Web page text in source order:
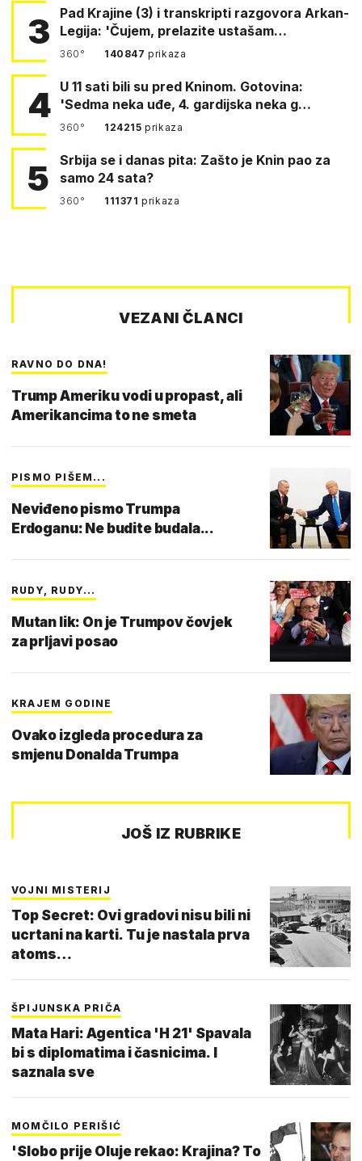
3
Pad Krajine (3) i transkripti razgovora Arkan-
Legija: 'Čujem, prelazite ustašam…
360° 140847prikaza
4 U 11 sati bili su pred Kninom. Gotovina:
'Sedma neka uđe, 4. gardijska neka g…
360° 124215prikaza
5
Srbija se i danas pita: Zašto je Knin pao za
samo 24 sata?
360° 111371prikaza
VEZANI ČLANCI
RAVNO DO DNA!
Trump Ameriku vodi u propast, ali
Amerikancima to ne smeta
PISMO PIŠEM...
Neviđeno pismo Trumpa
Erdoganu: Ne budite budala...
RUDY, RUDY...
Mutan lik: On je Trumpov čovjek
za prljavi posao
KRAJEM GODINE
Ovako izgleda procedura za
smjenu Donalda Trumpa
JOŠ IZ RUBRIKE
VOJNI MISTERIJ
Top Secret: Ovi gradovi nisu bili ni
ucrtani na karti. Tu je nastala prva
atoms…
ŠPIJUNSKA PRIČA
Mata Hari: Agentica 'H 21' Spavala
bi s diplomatima i časnicima. I
saznala sve
MOMČILO PERIŠIĆ
'Slobo prije Oluje rekao: Krajina? To